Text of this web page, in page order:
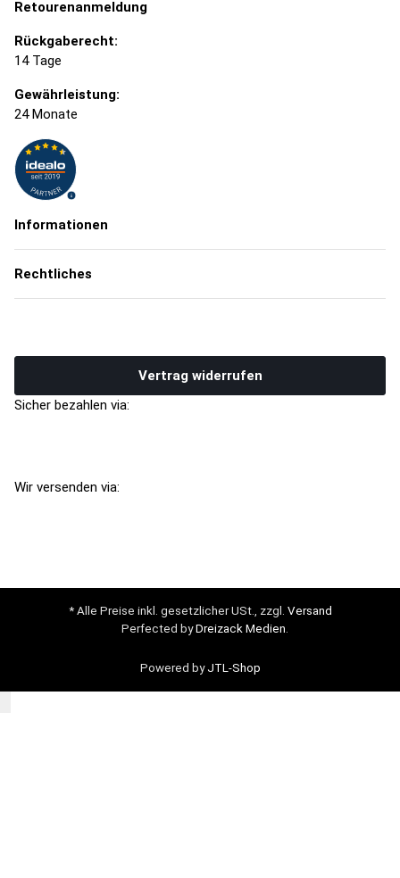
Retourenanmeldung
Rückgaberecht:
14 Tage
Gewährleistung:
24 Monate
Informationen
Rechtliches
Vertrag widerrufen
Sicher bezahlen via:
Wir versenden via:
* Alle Preise inkl. gesetzlicher USt., zzgl. Versand
Perfected byDreizack Medien
Powered by JTL-Shop